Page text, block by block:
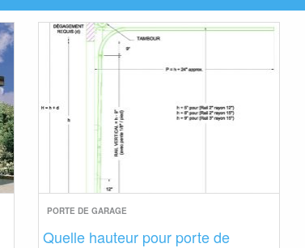
PORTE DE GARAGE
Quelle hauteur pour porte de